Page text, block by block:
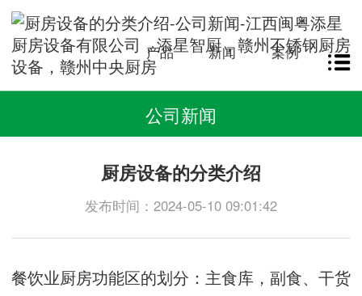
产品 新闻 案例
公司新闻
厨房设备的分类介绍
发布时间：2024-05-10 09:01:42
餐饮业厨房功能区的划分：主食库，副食、干货